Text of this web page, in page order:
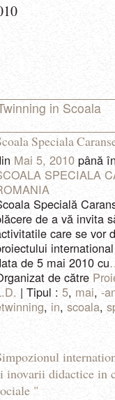
Speciala
Mai 5, 2010 până
SPECIALA
Specială
de a vă invita
care se vor
de 5 mai 2010 cu
de către
| Tipul : 5, mai, -
, in, scoala,
inovarii didactice in
"